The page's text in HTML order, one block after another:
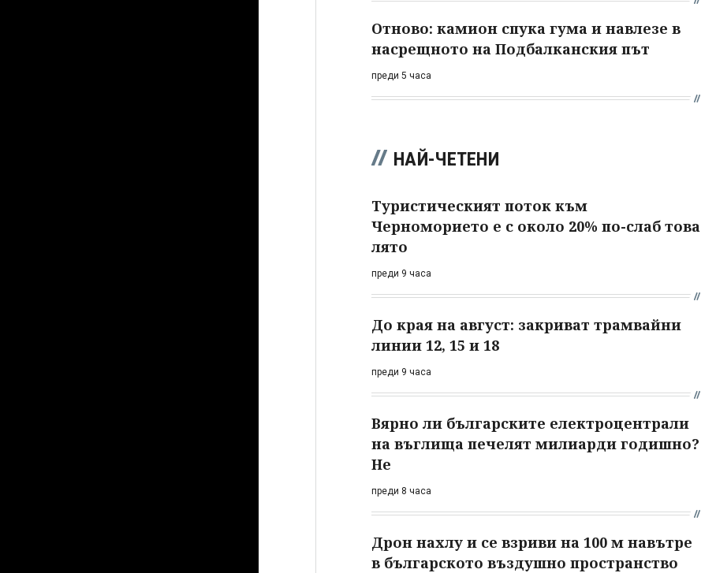
Отново: камион спука гума и навлезе в
насрещното на Подбалканския път
преди 5 часа
НАЙ-ЧЕТЕНИ
Туристическият поток към
Черноморието е с около 20% по-слаб това
лято
преди 9 часа
До края на август: закриват трамвайни
линии 12, 15 и 18
преди 9 часа
Вярно ли българските електроцентрали
на въглища печелят милиарди годишно?
Не
преди 8 часа
Дрон нахлу и се взриви на 100 м навътре
в българското въздушно пространство